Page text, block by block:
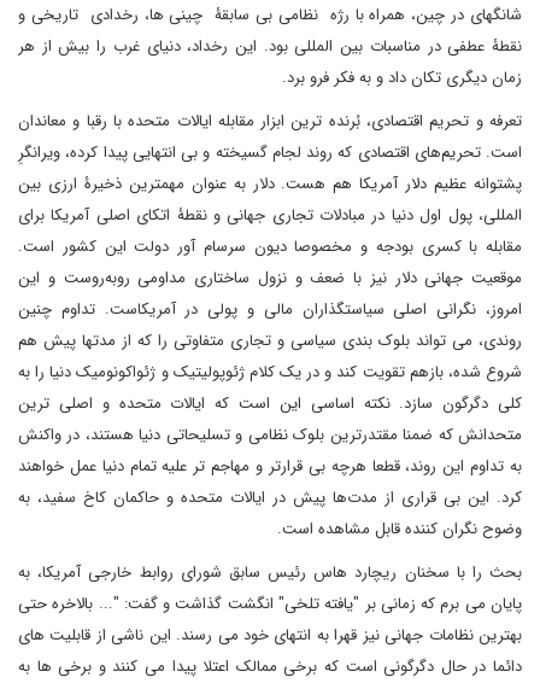
شانگهای در چین، همراه با رژه نظامی بی سابقۀ چینی ها، رخدادی تاریخی و
نقطۀ عطفی در مناسبات بین المللی بود. این رخداد، دنیای غرب را بیش از هر
زمان دیگری تکان داد و به فکر فرو برد.
تعرفه و تحریم اقتصادی، بُرنده ترین ابزار مقابله ایالات متحده با رقبا و معاندان
است. تحریم‌های اقتصادی که روند لجام گسیخته و بی انتهایی پیدا کرده، ویرانگرِ
پشتوانه عظیم دلار آمریکا هم هست. دلار به عنوان مهمترین ذخیرۀ ارزی بین
المللی، پول اول دنیا در مبادلات تجاری جهانی و نقطۀ اتکای اصلی آمریکا برای
مقابله با کسری بودجه و مخصوصا دیون سرسام آور دولت این کشور است.
موقعیت جهانی دلار نیز با ضعف و نزول ساختاری مداومی روبه‌روست و این
امروز، نگرانی اصلی سیاستگذاران مالی و پولی در آمریکاست. تداوم چنین
روندی، می تواند بلوک بندی سیاسی و تجاری متفاوتی را که از مدتها پیش هم
شروع شده، بازهم تقویت کند و در یک کلام ژئوپولیتیک و ژئواکونومیک دنیا را به
کلی دگرگون سازد. نکته اساسی این است که ایالات متحده و اصلی ترین
متحدانش که ضمنا مقتدرترین بلوک نظامی و تسلیحاتی دنیا هستند، در واکنش
به تداوم این روند، قطعا هرچه بی قرارتر و مهاجم تر علیه تمام دنیا عمل خواهند
کرد. این بی قراری از مدت‌ها پیش در ایالات متحده و حاکمان کاخ سفید، به
وضوح نگران کننده قابل مشاهده است.
بحث را با سخنان ریچارد هاس رئیس سابق شورای روابط خارجی آمریکا، به
پایان می برم که زمانی بر "یافته تلخی" انگشت گذاشت و گفت: "... بالاخره حتی
بهترین نظامات جهانی نیز قهرا به انتهای خود می رسند. این ناشی از قابلیت های
دائما در حال دگرگونی است که برخی ممالک اعتلا پیدا می کنند و برخی ها به